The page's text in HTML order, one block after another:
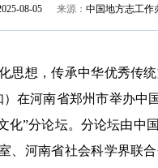
08-05 来源： 中国地方志工作
想，传承中华优秀传统
在河南省郑州市举办中
”分论坛。分论坛由中
、河南省社会科学界联